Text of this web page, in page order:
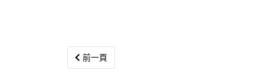
Previous article: Pmod SSR │ 固態繼電器電子開關
前一頁